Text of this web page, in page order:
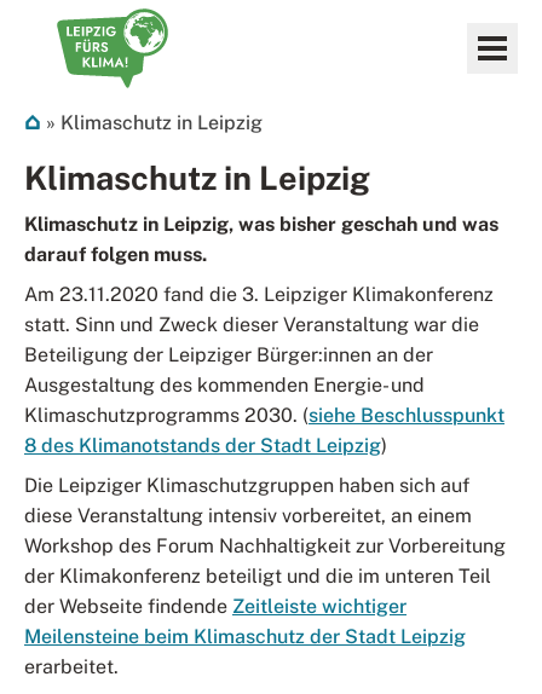
Zum Inhalt springen
Leipzig fürs Klima
» Klimaschutz in Leipzig
Klimaschutz in Leipzig
Klimaschutz in Leipzig, was bisher geschah und was
darauf folgen muss.
Am 23.11.2020 fand die 3. Leipziger Klimakonferenz
statt. Sinn und Zweck dieser Veranstaltung war die
Beteiligung der Leipziger Bürger:innen an der
Ausgestaltung des kommenden Energie- und
Klimaschutzprogramms 2030. (siehe Beschlusspunkt
8 des Klimanotstands der Stadt Leipzig)
Die Leipziger Klimaschutzgruppen haben sich auf
diese Veranstaltung intensiv vorbereitet, an einem
Workshop des Forum Nachhaltigkeit zur Vorbereitung
der Klimakonferenz beteiligt und die im unteren Teil
der Webseite findende Zeitleiste wichtiger
Meilensteine beim Klimaschutz der Stadt Leipzig
erarbeitet.